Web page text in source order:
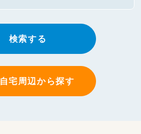
検索する
自宅周辺から探す